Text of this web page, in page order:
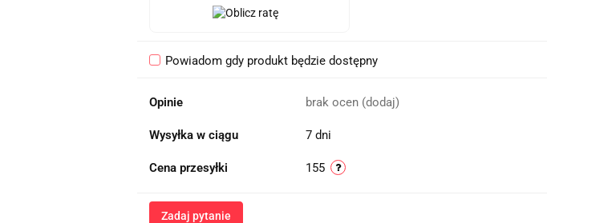
Powiadom gdy produkt będzie dostępny
Opinie brak ocen (dodaj)
Wysyłka w ciągu 7 dni
Cena przesyłki 155
Zadaj pytanie